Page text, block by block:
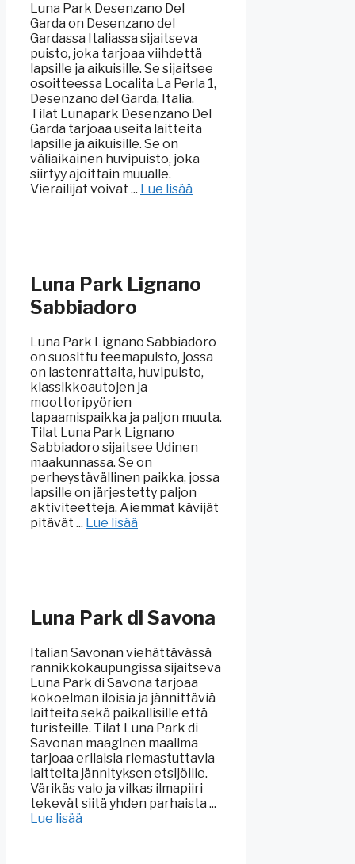
Luna Park Desenzano Del
Garda on Desenzano del
Gardassa Italiassa sijaitseva
puisto, joka tarjoaa viihdettä
lapsille ja aikuisille. Se sijaitsee
osoitteessa Localita La Perla 1,
Desenzano del Garda, Italia.
Tilat Lunapark Desenzano Del
Garda tarjoaa useita laitteita
lapsille ja aikuisille. Se on
väliaikainen huvipuisto, joka
siirtyy ajoittain muualle.
Vierailijat voivat ... Lue lisää
Luna Park Lignano
Sabbiadoro
Luna Park Lignano Sabbiadoro
on suosittu teemapuisto, jossa
on lastenrattaita, huvipuisto,
klassikkoautojen ja
moottoripyörien
tapaamispaikka ja paljon muuta.
Tilat Luna Park Lignano
Sabbiadoro sijaitsee Udinen
maakunnassa. Se on
perheystävällinen paikka, jossa
lapsille on järjestetty paljon
aktiviteetteja. Aiemmat kävijät
pitävät ... Lue lisää
Luna Park di Savona
Italian Savonan viehättävässä
rannikkokaupungissa sijaitseva
Luna Park di Savona tarjoaa
kokoelman iloisia ja jännittäviä
laitteita sekä paikallisille että
turisteille. Tilat Luna Park di
Savonan maaginen maailma
tarjoaa erilaisia riemastuttavia
laitteita jännityksen etsijöille.
Värikäs valo ja vilkas ilmapiiri
tekevät siitä yhden parhaista ...
Lue lisää